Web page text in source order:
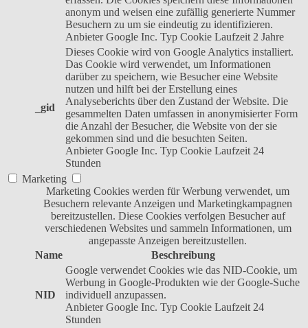
anonym und weisen eine zufällig generierte Nummer
Besuchern zu um sie eindeutig zu identifizieren.
Anbieter Google Inc. Typ Cookie Laufzeit 2 Jahre
_gid
Dieses Cookie wird von Google Analytics installiert.
Das Cookie wird verwendet, um Informationen
darüber zu speichern, wie Besucher eine Website
nutzen und hilft bei der Erstellung eines
Analyseberichts über den Zustand der Website. Die
gesammelten Daten umfassen in anonymisierter Form
die Anzahl der Besucher, die Website von der sie
gekommen sind und die besuchten Seiten.
Anbieter Google Inc. Typ Cookie Laufzeit 24
Stunden
Marketing
Marketing Cookies werden für Werbung verwendet, um
Besuchern relevante Anzeigen und Marketingkampagnen
bereitzustellen. Diese Cookies verfolgen Besucher auf
verschiedenen Websites und sammeln Informationen, um
angepasste Anzeigen bereitzustellen.
Name
Beschreibung
NID
Google verwendet Cookies wie das NID-Cookie, um
Werbung in Google-Produkten wie der Google-Suche
individuell anzupassen.
Anbieter Google Inc. Typ Cookie Laufzeit 24
Stunden